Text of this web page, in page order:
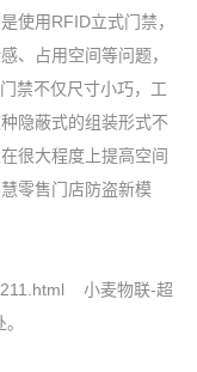
使用RFID立式门禁，
、占用空间等问题，
禁不仅尺寸小巧，工
隐蔽式的组装形式不
很大程度上提高空间
零售门店防盗新模
211.html 小麦物联-超
。